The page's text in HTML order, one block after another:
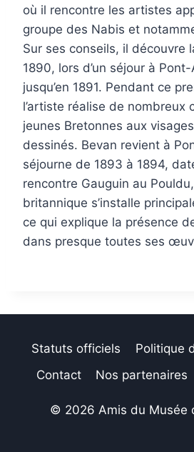
où il rencontre les artistes
groupe des Nabis et
Sur ses conseils, il découvre
1890, lors d’un séjour à
jusqu’en 1891. Pendant ce
l’artiste réalise de nombreux
jeunes Bretonnes aux
dessinés. Bevan revient à
séjourne de 1893 à 1894,
rencontre Gauguin au
britannique s’installe
ce qui explique la présence
dans presque toutes ses
Statuts officiels
Politique
Contact
Nos partenaires
© 2026 Amis du Musée